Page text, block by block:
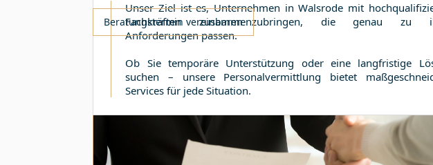
Unser Ziel ist es, Unternehmen inWalsrode mit
Fachkräften zusammenzubringen, die genau zu
Anforderungen passen.
Ob Sie temporäre Unterstützung oder eine langfristige
suchen – unsere Personalvermittlung bietet
Services für jede Situation.
Beratungstermin vereinbaren